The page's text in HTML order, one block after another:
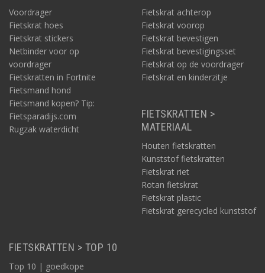
Voordrager
Fietskrat hoes
Fietskrat stickers
Netbinder voor op
voordrager
Fietskratten in Fortnite
Fietsmand hond
Fietsmand kopen? Tip:
Fietsparadijs.com
Rugzak waterdicht
Fietskrat achterop
Fietskrat voorop
Fietskrat bevestigen
Fietskrat bevestigingsset
Fietskrat op de voordrager
Fietskrat en kinderzitje
FIETSKRATTEN >
MATERIAAL
Houten fietskratten
Kunststof fietskratten
Fietskrat riet
Rotan fietskrat
Fietskrat plastic
Fietskrat gerecycled kunststof
FIETSKRATTEN > TOP 10
Top 10 | goedkope